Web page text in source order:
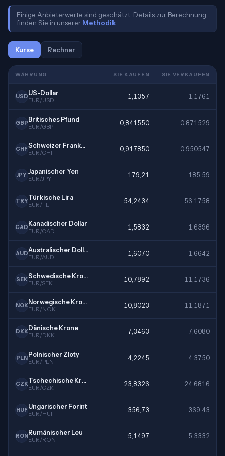
Einige Anbieterwerte sind geschätzt. Details zur Berechnung
finden Sie in unserer Methodik
Kurse Rechner
WÄHRUNG SIE KAUFEN SIE VERKAUFEN
USDUS-Dollar
EUR/USD 1,1357 1,1761
GBP Britisches Pfund
EUR/GBP 0,841550 0,871529
CHF Schweizer Franken
EUR/CHF 0,917850 0,950547
JPY Japanischer Yen
EUR/JPY 179,21 185,59
TRYTürkische Lira
EUR/TL 54,2434 56,1758
CAD Kanadischer Dollar
EUR/CAD 1,5832 1,6396
AUD Australischer Dollar
EUR/AUD 1,6070 1,6642
SEK Schwedische Krone
EUR/SEK 10,7892 11,1736
NOK Norwegische Krone
EUR/NOK 10,8023 11,1871
DKKDänische Krone
EUR/DKK 7,3463 7,6080
PLN Polnischer Zloty
EUR/PLN 4,2245 4,3750
CZK Tschechische Krone
EUR/CZK 23,8326 24,6816
HUF Ungarischer Forint
EUR/HUF 356,73 369,43
RONRumänischer Leu
EUR/RON 5,1497 5,3332